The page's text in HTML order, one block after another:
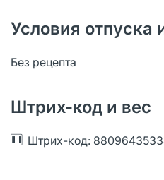
Условия отпуска
Без рецепта
Штрих-код и вес
Штрих-код: